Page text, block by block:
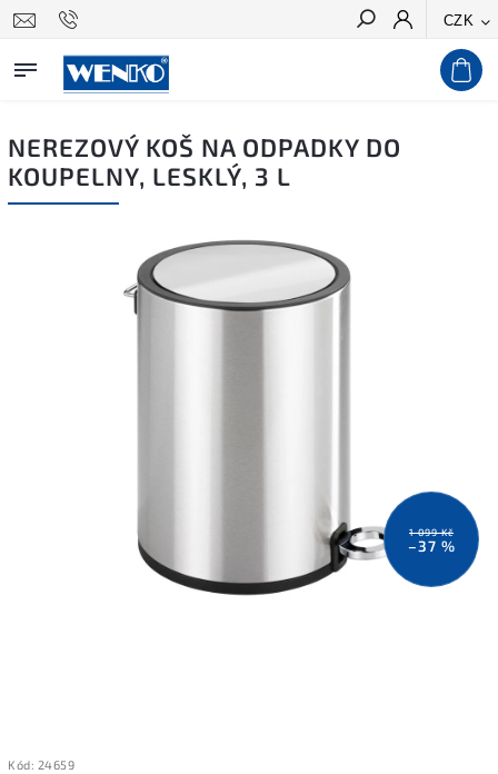
CZK
Hledat
NEREZOVÝ KOŠ NA ODPADKY DO
KOUPELNY, LESKLÝ, 3 L
1 099 Kč
–37 %
Kód: 24659